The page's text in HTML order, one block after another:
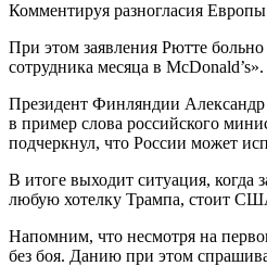
Комментируя разногласия
При этом заявления Рютте
сотрудника месяца в McDonald’s».
Президент Финляндии Александр
в пример слова российского
подчеркнул, что России может
В итоге выходит ситуация,
любую хотелку Трампа, стоит
Напомним, что несмотря на
без боя. Данию при этом